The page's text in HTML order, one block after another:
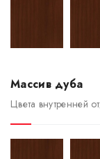
Массив дуба
Цвета внутренней